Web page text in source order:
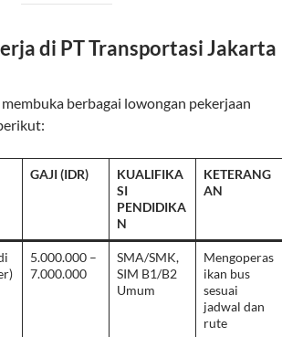
di PT Transportasi Jakarta
berbagai lowongan pekerjaan
GAJI (IDR)
KUALIFIKA
SI
PENDIDIKA
N
KETERANG
AN
5.000.000 –
7.000.000
SMA/SMK,
SIM B1/B2
Umum
Mengoperas
ikan bus
sesuai
jadwal dan
rute